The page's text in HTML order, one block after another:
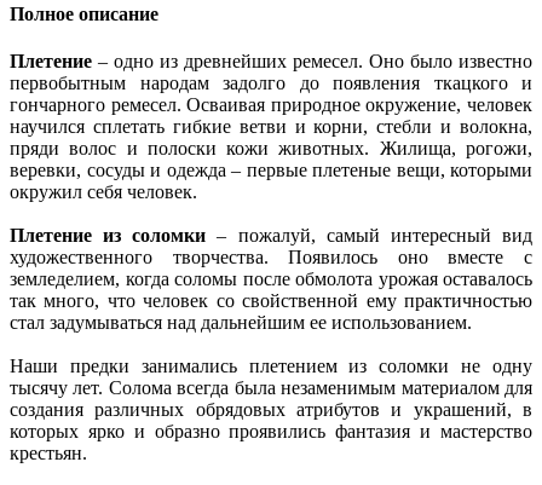
Полное описание
Плетение – одно из древнейших ремесел. Оно было известно
первобытным народам задолго до появления ткацкого и
гончарного ремесел. Осваивая природное окружение, человек
научился сплетать гибкие ветви и корни, стебли и волокна,
пряди волос и полоски кожи животных. Жилища, рогожи,
веревки, сосуды и одежда – первые плетеные вещи, которыми
окружил себя человек.
Плетение из соломки– пожалуй, самый интересный вид
художественного творчества. Появилось оно вместе с
земледелием, когда соломы после обмолота урожая оставалось
так много, что человек со свойственной ему практичностью
стал задумываться над дальнейшим ее использованием.
Наши предки занимались плетением из соломки не одну
тысячу лет. Солома всегда была незаменимым материалом для
создания различных обрядовых атрибутов и украшений, в
которых ярко и образно проявились фантазия и мастерство
крестьян.